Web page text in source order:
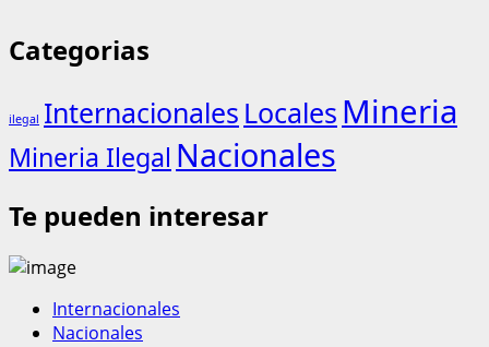
Categorias
ilegal Internacionales Locales Mineria
Mineria Ilegal Nacionales
Te pueden interesar
Internacionales
Nacionales